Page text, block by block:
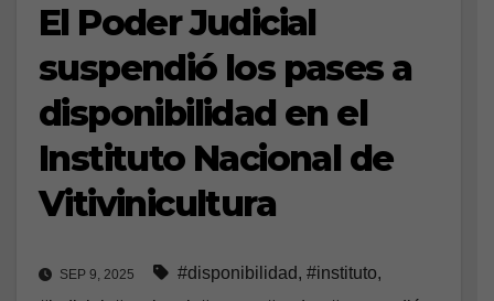
El Poder Judicial
suspendió los pases a
disponibilidad en el
Instituto Nacional de
Vitivinicultura
SEP 9, 2025 #disponibilidad, #instituto,